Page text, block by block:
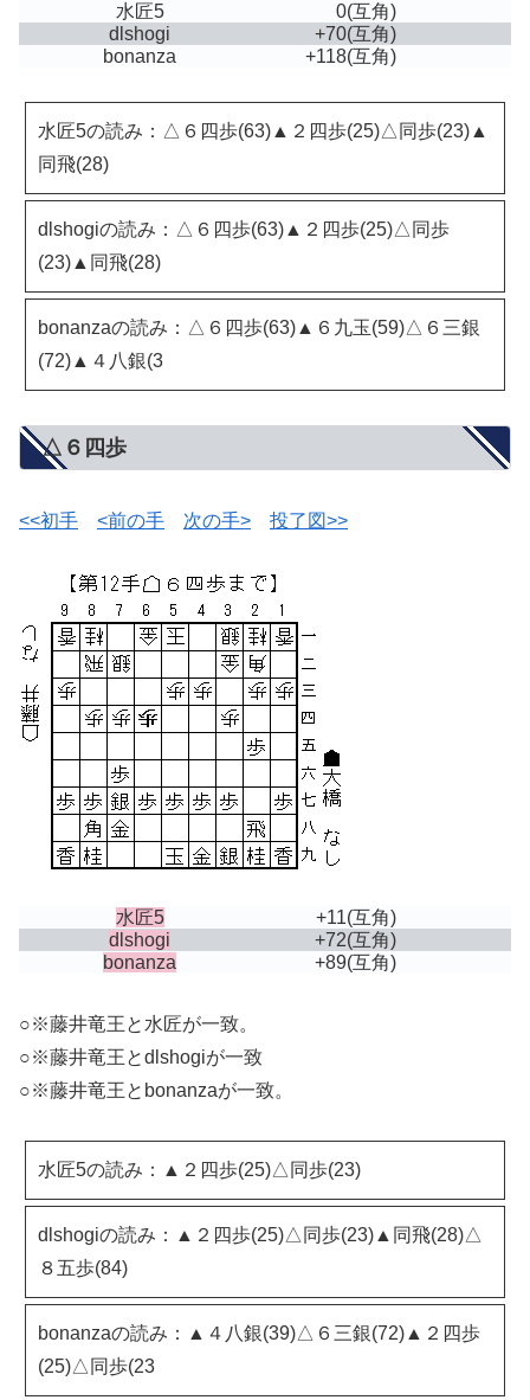
水匠5 0(互角)
dlshogi
+70(互角)
bonanza
+118(互角)
水匠5の読み：△６四歩(63)▲２四歩(25)△同歩(23)▲
同飛(28)
dlshogiの読み：△６四歩(63)▲２四歩(25)△同歩
(23)▲同飛(28)
bonanzaの読み：△６四歩(63)▲６九玉(59)△６三銀
(72)▲４八銀(3
△６四歩
<<初手 <前の手 次の手> 投了図>>
水匠5 +11(互角)
dlshogi
+72(互角)
bonanza
+89(互角)
○※藤井竜王と水匠が一致。
○※藤井竜王とdlshogiが一致
○※藤井竜王とbonanzaが一致。
水匠5の読み：▲２四歩(25)△同歩(23)
dlshogiの読み：▲２四歩(25)△同歩(23)▲同飛(28)△
８五歩(84)
bonanzaの読み：▲４八銀(39)△６三銀(72)▲２四歩
(25)△同歩(23